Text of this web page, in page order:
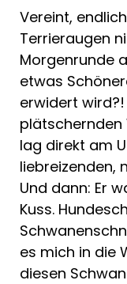
Vereint,
Terrieraugen
Morgenrunde
etwas
erwidert
plätschernden
lag direkt am
liebreizenden,
Und dann: Er
Kuss.
es mich in die
diesen